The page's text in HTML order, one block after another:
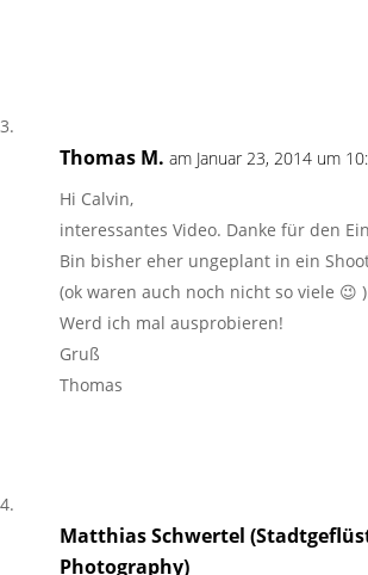
Thomas M. am Januar 23, 2014 um
Hi Calvin,
interessantes Video. Danke für den
Bin bisher eher ungeplant in ein
(ok waren auch noch nicht so viele 😉
Werd ich mal ausprobieren!
Gruß
Thomas
Matthias Schwertel
Photography)